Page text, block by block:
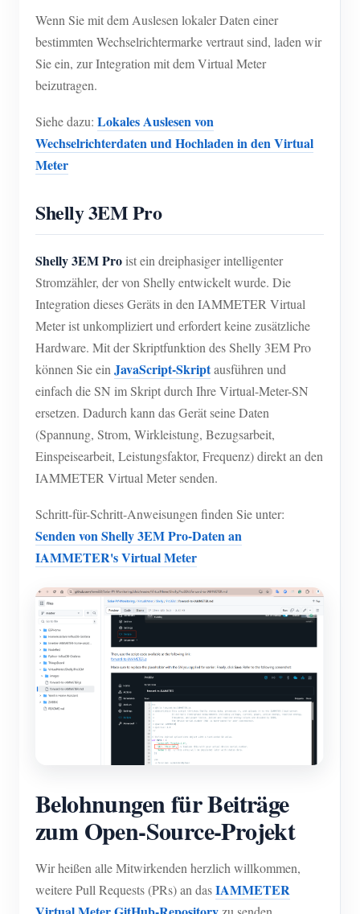
Wenn Sie mit dem Auslesen lokaler Daten einer
bestimmten Wechselrichtermarke vertraut sind, laden wir
Sie ein, zur Integration mit dem Virtual Meter
beizutragen.
Siehe dazu: Lokales Auslesen von
Wechselrichterdaten und Hochladen in den Virtual
Meter
Shelly 3EM Pro
Shelly 3EM Pro ist ein dreiphasiger intelligenter
Stromzähler, der von Shelly entwickelt wurde. Die
Integration dieses Geräts in den IAMMETER Virtual
Meter ist unkompliziert und erfordert keine zusätzliche
Hardware. Mit der Skriptfunktion des Shelly 3EM Pro
können Sie ein JavaScript-Skriptausführen und
einfach die SN im Skript durch Ihre Virtual-Meter-SN
ersetzen. Dadurch kann das Gerät seine Daten
(Spannung, Strom, Wirkleistung, Bezugsarbeit,
Einspeisearbeit, Leistungsfaktor, Frequenz) direkt an den
IAMMETER Virtual Meter senden.
Schritt-für-Schritt-Anweisungen finden Sie unter:
Senden von Shelly 3EM Pro-Daten an
IAMMETER's Virtual Meter
Belohnungen für Beiträge
zum Open-Source-Projekt
Wir heißen alle Mitwirkenden herzlich willkommen,
weitere Pull Requests (PRs) an dasIAMMETER